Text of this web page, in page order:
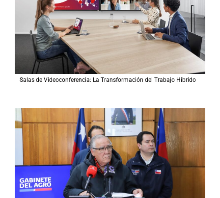
Salas de Videoconferencia: La Transformación del Trabajo Híbrido